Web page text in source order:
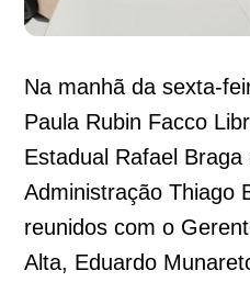
Na manhã da sexta-
Paula Rubin Facco
Estadual Rafael
Administração Thiago
reunidos com o
Alta, Eduardo